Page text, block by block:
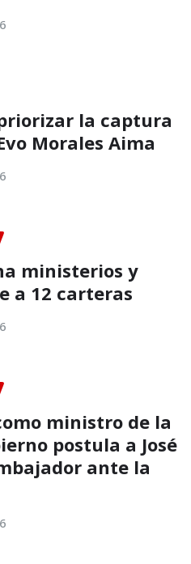
la captura
Morales Aima
ministerios y
a 12 carteras
ministro de la
postula a José
ante la